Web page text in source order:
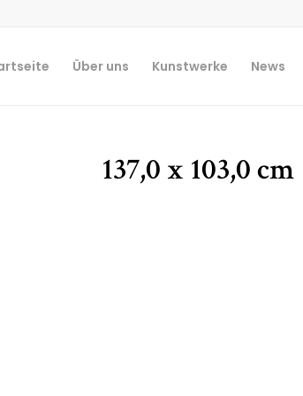
Über uns Kunstwerke News
137,0 x 103,0 cm